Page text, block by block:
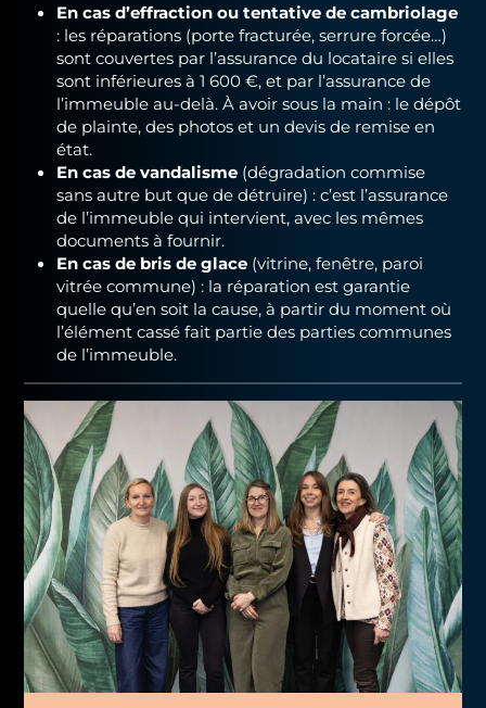
En cas d’effraction ou tentative de cambriolage
: les réparations (porte fracturée, serrure forcée…)
sont couvertes par l’assurance du locataire si elles
sont inférieures à 1 600 €, et par l’assurance de
l’immeuble au-delà. À avoir sous la main : le dépôt
de plainte, des photos et un devis de remise en
état.
En cas de vandalisme (dégradation commise
sans autre but que de détruire) : c’est l’assurance
de l’immeuble qui intervient, avec les mêmes
documents à fournir.
En cas de bris de glace (vitrine, fenêtre, paroi
vitrée commune) : la réparation est garantie
quelle qu’en soit la cause, à partir du moment où
l’élément cassé fait partie des parties communes
de l’immeuble.